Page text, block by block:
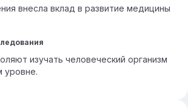
внесла вклад в развитие медицины
изучать человеческий организм
уровне.